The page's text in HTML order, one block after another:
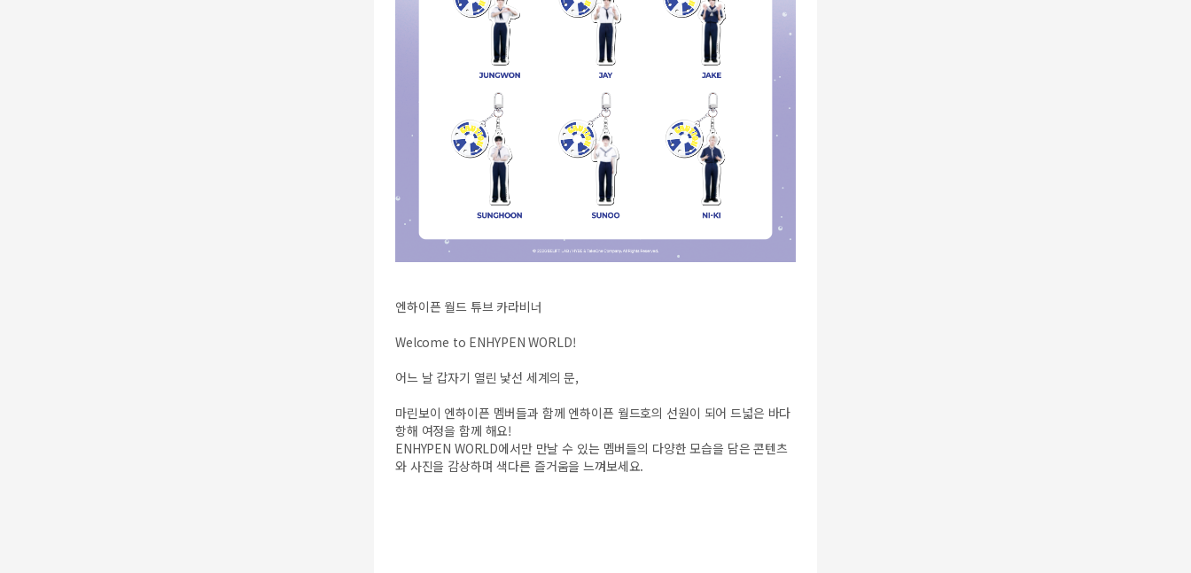
엔하이픈 월드 튜브 카라비너
Welcome to ENHYPEN WORLD!
어느 날 갑자기 열린 낯선 세계의 문,
마린보이 엔하이픈 멤버들과 함께 엔하이픈 월드호의 선원이 되어 드넓은 바다
항해 여정을 함께 해요!
ENHYPEN WORLD에서만 만날 수 있는 멤버들의 다양한 모습을 담은 콘텐츠
와 사진을 감상하며 색다른 즐거움을 느껴보세요.